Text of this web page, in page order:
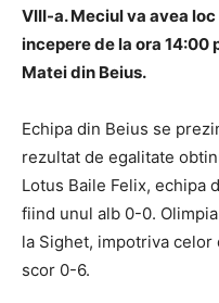
VIII-a. Meciul va avea
incepere de la ora 14:00
Matei din Beius.
Echipa din Beius se
rezultat de egalitate
Lotus Baile Felix, echipa
fiind unul alb 0-0.
la Sighet, impotriva celor
scor 0-6.